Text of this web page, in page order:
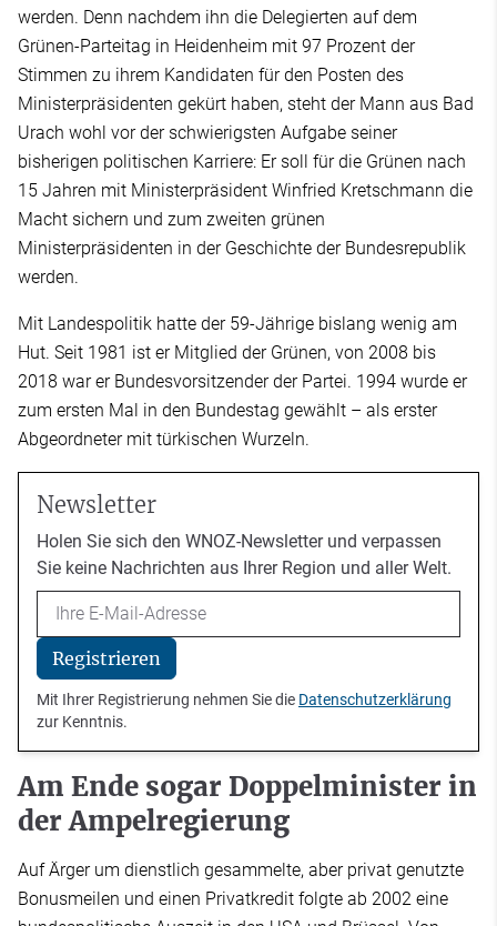
werden. Denn nachdem ihn die Delegierten auf dem
Grünen-Parteitag in Heidenheim mit 97 Prozent der
Stimmen zu ihrem Kandidaten für den Posten des
Ministerpräsidenten gekürt haben, steht der Mann aus Bad
Urach wohl vor der schwierigsten Aufgabe seiner
bisherigen politischen Karriere: Er soll für die Grünen nach
15 Jahren mit Ministerpräsident Winfried Kretschmann die
Macht sichern und zum zweiten grünen
Ministerpräsidenten in der Geschichte der Bundesrepublik
werden.
Mit Landespolitik hatte der 59-Jährige bislang wenig am
Hut. Seit 1981 ist er Mitglied der Grünen, von 2008 bis
2018 war er Bundesvorsitzender der Partei. 1994 wurde er
zum ersten Mal in den Bundestag gewählt – als erster
Abgeordneter mit türkischen Wurzeln.
Newsletter
Holen Sie sich den WNOZ-Newsletter und verpassen
Sie keine Nachrichten aus Ihrer Region und aller Welt.
Email
Registrieren
Mit Ihrer Registrierung nehmen Sie die Datenschutzerklärung
zur Kenntnis.
Am Ende sogar Doppelminister in
der Ampelregierung
Auf Ärger um dienstlich gesammelte, aber privat genutzte
Bonusmeilen und einen Privatkredit folgte ab 2002 eine